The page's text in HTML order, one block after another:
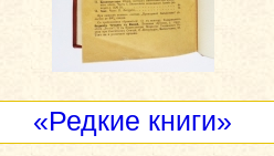
«Редкие книги»